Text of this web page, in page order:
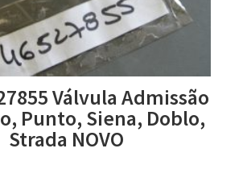
Válvula Admissão
Punto, Siena, Doblo,
Strada NOVO